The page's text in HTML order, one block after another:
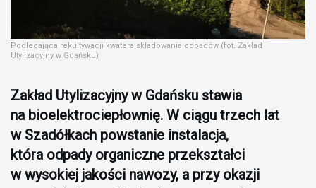
Podlegająca rekultywacji kwatera składowania odpadów (fot. Zakład
Utylizacyjny w Gdańsku)
Zakład Utylizacyjny w Gdańsku stawia
na bioelektrociepłownię. W ciągu trzech lat
w Szadółkach powstanie instalacja,
która odpady organiczne przekształci
w wysokiej jakości nawozy, a przy okazji